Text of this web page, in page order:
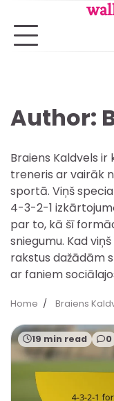
content
Author:
Braiens Kaldvels
treneris ar vairāk
sportā. Viņš
4-3-2-1
par to, kā šī
sniegumu. Kad
rakstus dažādām
ar faniem
Home Braiens
19 min read 0